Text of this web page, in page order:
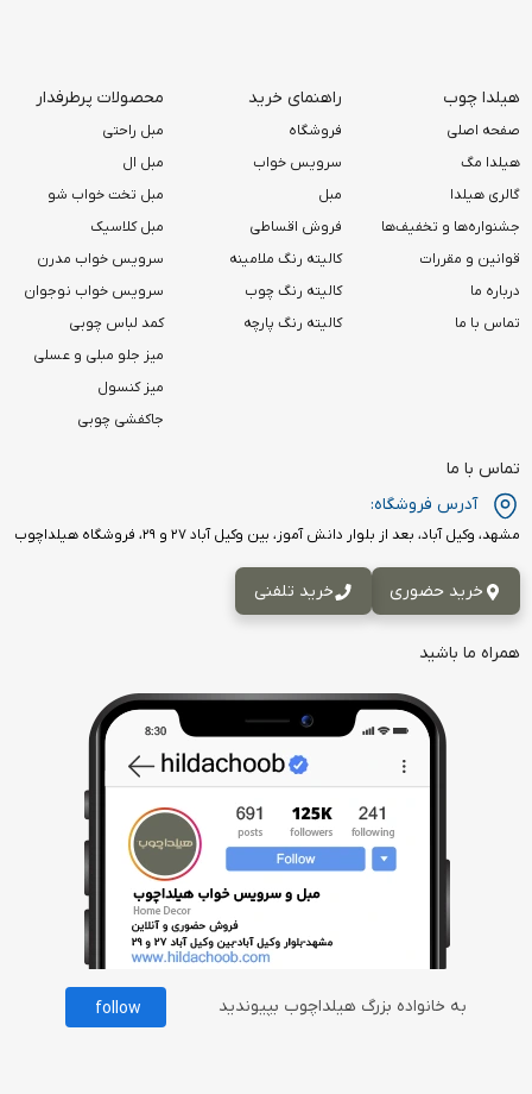
هیلدا چوب
صفحه اصلی
هیلدا مگ
گالری هیلدا
جشنواره‌ها و تخفیف‌ها
قوانین و مقررات
درباره ما
تماس با ما
راهنمای خرید
فروشگاه
سرویس خواب
مبل
فروش اقساطی
کالیته رنگ ملامینه
کالیته رنگ چوب
کالیته رنگ پارچه
محصولات پرطرفدار
مبل راحتی
مبل ال
مبل تخت خواب شو
مبل کلاسیک
سرویس خواب مدرن
سرویس خواب نوجوان
کمد لباس چوبی
میز جلو مبلی و عسلی
میز کنسول
جاکفشی چوبی
تماس با ما
آدرس فروشگاه:
مشهد، وکیل آباد، بعد از بلوار دانش آموز، بین وکیل آباد ۲۷ و ۲۹، فروشگاه هیلداچوب
خرید حضوری خرید تلفنی
همراه ما باشید
به خانواده بزرگ هیلداچوب بپیوندید follow